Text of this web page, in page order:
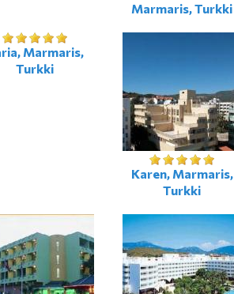
Marmaris, Turkki
Marmaris,
Turkki
Karen, Marmaris,
Turkki